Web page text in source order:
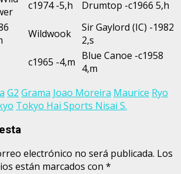
c1974 -5,h
Drumtop -c1966 5,h
Wildwook
Sir Gaylord (IC) -1982
2,s
c1965 -4,m Blue Canoe -c1958
4,m
G2 Grama Joao Moreira Maurice Ryo
Tokyo Hai Sports Nisai S.
electrónico no será publicada. Los
están marcados con *